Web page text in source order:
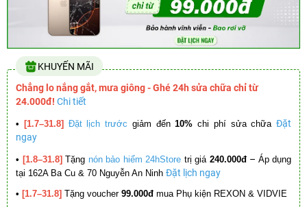
KHUYẾN MÃI
Chẳng lo nắng gắt, mưa giông - Ghé 24h sửa chữa chỉ từ
24.000đ! Chi tiết
• [1.7–31.8] Đặt lịch trước giảm đến10% chi phí sửa chữa Đặt
ngay
• [1.8–31.8] Tặng nón bảo hiểm 24hStore trị giá 240.000đ – Áp dụng
tại 162A Ba Cu & 70 Nguyễn An Ninh Đặt lịch ngay
• [1.7–31.8] Tặng voucher 99.000đ mua Phụ kiện REXON & VIDVIE